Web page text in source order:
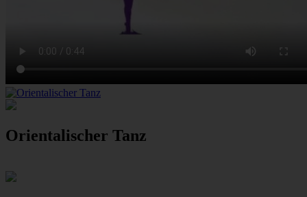
Orientalischer Tanz